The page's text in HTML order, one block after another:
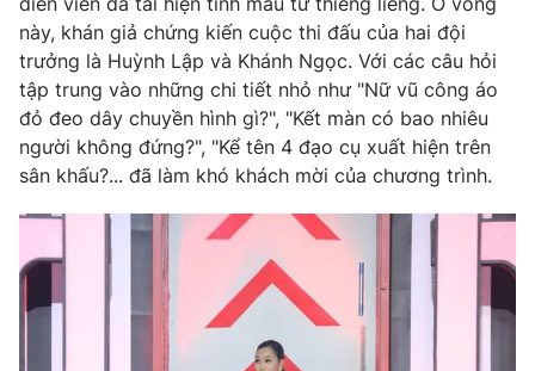
Photo Infographic
Video Shorts video
VTV Money VTV Thể thao
VTV Sức khoẻ Bất động sản
Thị trường 24h Tấm lòng Việt
này, khán giả chứng kiến cuộc thi đấu của hai đội
trưởng là Huỳnh Lập và Khánh Ngọc. Với các câu hỏi
tập trung vào những chi tiết nhỏ như "Nữ vũ công áo
đỏ đeo dây chuyền hình gì?", "Kết màn có bao nhiêu
người không đứng?", "Kể tên 4 đạo cụ xuất hiện trên
sân khấu?... đã làm khó khách mời của chương trình.